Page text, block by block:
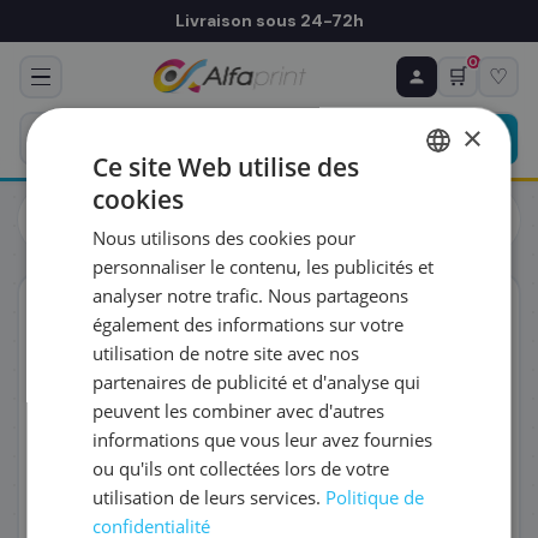
Livraison sous 24-72h
🛒
0
♡
Cartouches
Cartouches
ORIGINAL
♻ COMMANDE RÉCURRENTE
Prévoyez & économisez
Programmez votre prochain achat — notre équipe
vous prépare un devis personnalisé
RÉFÉRENCE DU PRODUIT
FRÉQUENCE
QUANTITÉ PAR LIVRAISON
DATE DE PREMIÈRE LIVRAISON SOUHAITÉE
×
Ce site Web utilise des
cookies
Nous utilisons des cookies pour
personnaliser le contenu, les publicités et
analyser notre trafic. Nous partageons
également des informations sur votre
utilisation de notre site avec nos
partenaires de publicité et d'analyse qui
peuvent les combiner avec d'autres
informations que vous leur avez fournies
ou qu'ils ont collectées lors de votre
utilisation de leurs services. Politique de
confidentialité